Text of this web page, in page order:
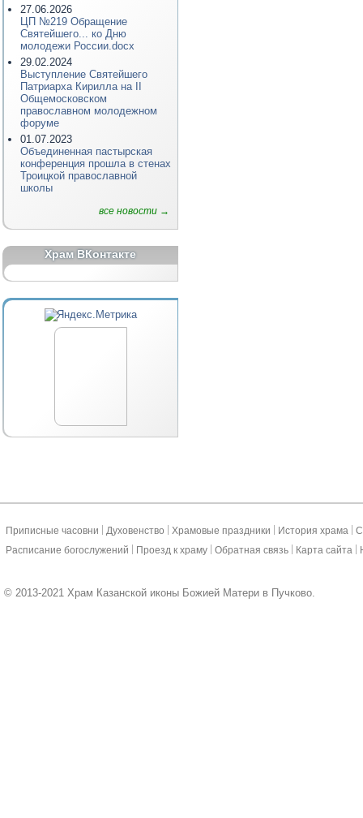
27.06.2026
ЦП №219 Обращение
Святейшего... ко Дню
молодежи России.docx
29.02.2024
Выступление Святейшего
Патриарха Кирилла на II
Общемосковском
православном молодежном
форуме
01.07.2023
Объединенная пастырская
конференция прошла в стенах
Троицкой православной
школы
все новости →
Храм ВКонтакте
Приписные часовни Духовенство Храмовые праздники История храма
Расписание богослужений
Проезд к храму Обратная связь Карта сайта
© 2013-2021 Храм Казанской иконы Божией Матери в Пучково.